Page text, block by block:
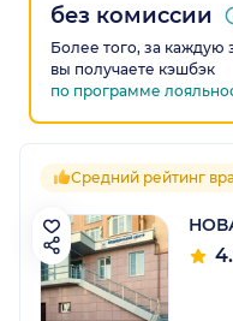
без комиссии
Более того, за каждую
вы получаете кэшбэк
по программе
Средний рейтинг